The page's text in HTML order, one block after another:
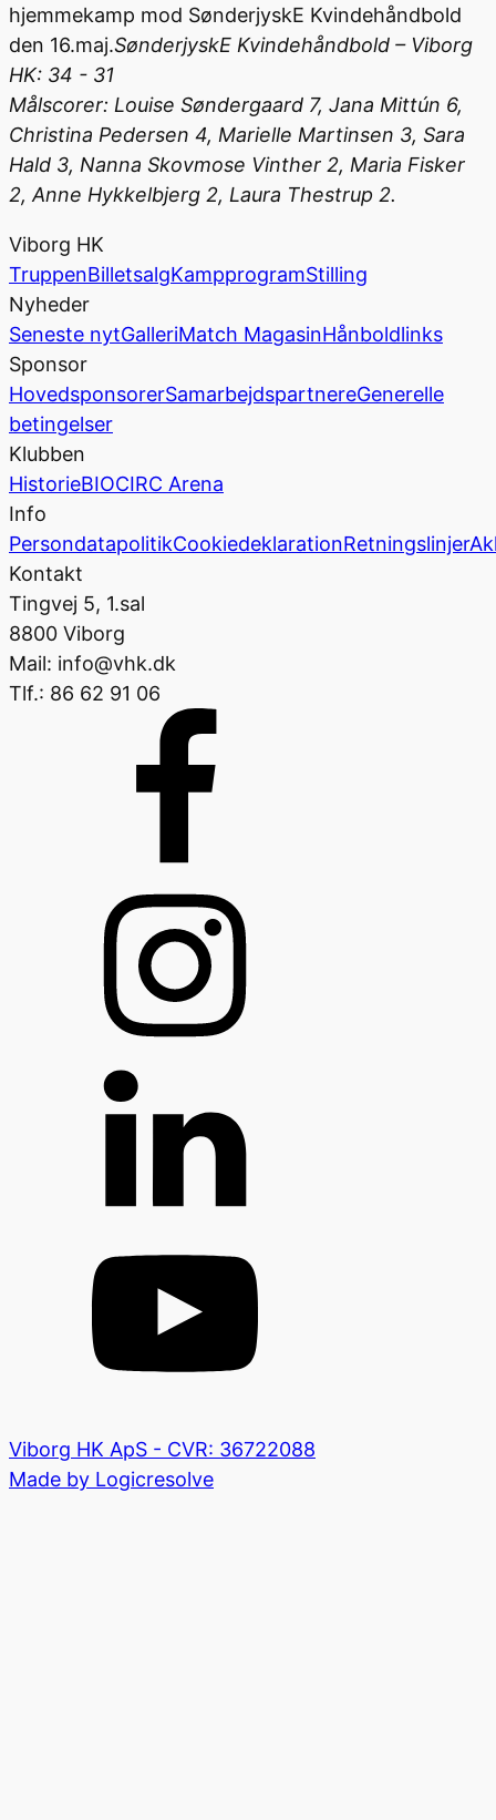
hjemmekamp mod SønderjyskE Kvindehåndbold
den 16.maj.SønderjyskE Kvindehåndbold – Viborg
HK: 34 - 31
Målscorer: Louise Søndergaard 7, Jana Mittún 6,
Christina Pedersen 4, Marielle Martinsen 3, Sara
Hald 3, Nanna Skovmose Vinther 2, Maria Fisker
2, Anne Hykkelbjerg 2, Laura Thestrup 2.
Viborg HK
TruppenBilletsalgKampprogramStilling
Nyheder
Seneste nytGalleriMatch MagasinHånboldlinks
Sponsor
HovedsponsorerSamarbejdspartnereGenerelle
betingelser
Klubben
HistorieBIOCIRC Arena
Info
PersondatapolitikCookiedeklarationRetningslinjer
Kontakt
Tingvej 5, 1.sal
8800 Viborg
Mail: info@vhk.dk
Tlf.: 86 62 91 06
Viborg HK ApS - CVR: 36722088
Made by Logicresolve